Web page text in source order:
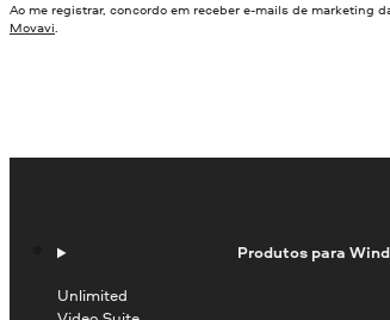
Ao me registrar, concordo em receber e-mails de marketing
Movavi.
Produtos para
Unlimited